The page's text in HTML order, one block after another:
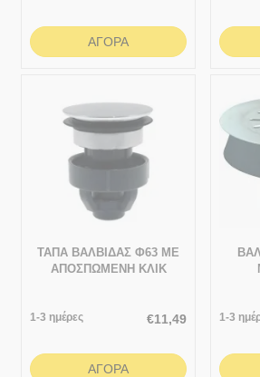
ΑΓΟΡΆ
ΤΑΠΑ ΒΑΛΒΙΔΑΣ Φ63 ΜΕ
ΑΠΟΣΠΩΜΕΝΗ ΚΛΙΚ
1-3 ημέρες €11,49
ΑΓΟΡΆ
1-3